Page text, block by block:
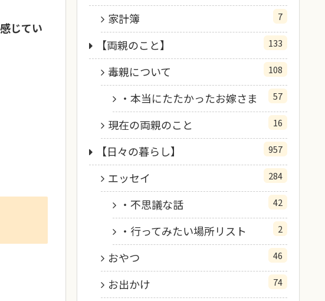
じてい
家計簿 7
【両親のこと】 133
毒親について 108
・本当にたたかったお嫁さま 57
現在の両親のこと 16
【日々の暮らし】 957
エッセイ 284
・不思議な話 42
・行ってみたい場所リスト 2
おやつ 46
お出かけ 74